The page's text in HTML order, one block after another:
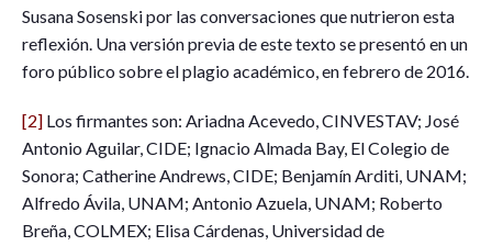
Susana Sosenski por las conversaciones que nutrieron esta
reflexión. Una versión previa de este texto se presentó en un
foro público sobre el plagio académico, en febrero de 2016.
[2] Los firmantes son: Ariadna Acevedo, CINVESTAV; José
Antonio Aguilar, CIDE; Ignacio Almada Bay, El Colegio de
Sonora; Catherine Andrews, CIDE; Benjamín Arditi, UNAM;
Alfredo Ávila, UNAM; Antonio Azuela, UNAM; Roberto
Breña, COLMEX; Elisa Cárdenas, Universidad de